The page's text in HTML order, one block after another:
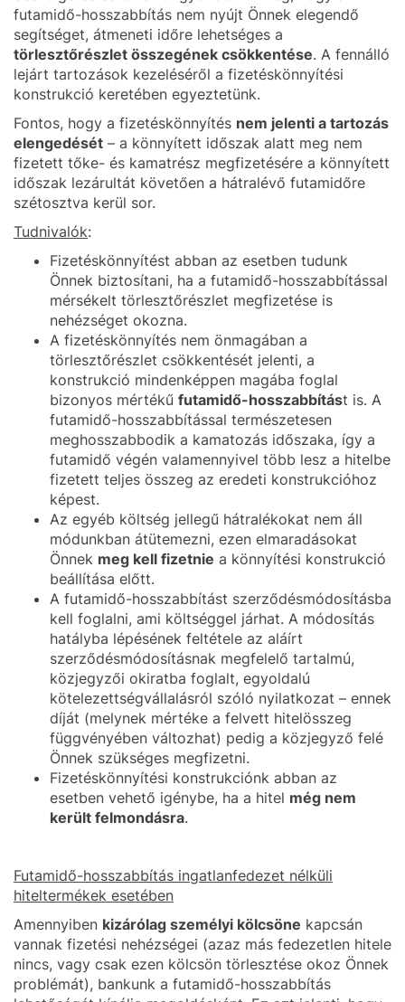
futamidő-hosszabbítás nem nyújt Önnek elegendő
segítséget, átmeneti időre lehetséges a
törlesztőrészlet összegének csökkentése. A fennálló
lejárt tartozások kezeléséről a fizetéskönnyítési
konstrukció keretében egyeztetünk.
Fontos, hogy a fizetéskönnyítés nem jelenti a tartozás
elengedését – a könnyített időszak alatt meg nem
fizetett tőke- és kamatrész megfizetésére a könnyített
időszak lezárultát követően a hátralévő futamidőre
szétosztva kerül sor.
Tudnivalók:
Fizetéskönnyítést abban az esetben tudunk
Önnek biztosítani, ha a futamidő-hosszabbítással
mérsékelt törlesztőrészlet megfizetése is
nehézséget okozna.
A fizetéskönnyítés nem önmagában a
törlesztőrészlet csökkentését jelenti, a
konstrukció mindenképpen magába foglal
bizonyos mértékű futamidő-hosszabbítást is. A
futamidő-hosszabbítással természetesen
meghosszabbodik a kamatozás időszaka, így a
futamidő végén valamennyivel több lesz a hitelbe
fizetett teljes összeg az eredeti konstrukcióhoz
képest.
Az egyéb költség jellegű hátralékokat nem áll
módunkban átütemezni, ezen elmaradásokat
Önnek meg kell fizetnie a könnyítési konstrukció
beállítása előtt.
A futamidő-hosszabbítást szerződésmódosításba
kell foglalni, ami költséggel járhat. A módosítás
hatályba lépésének feltétele az aláírt
szerződésmódosításnak megfelelő tartalmú,
közjegyzői okiratba foglalt, egyoldalú
kötelezettségvállalásról szóló nyilatkozat – ennek
díját (melynek mértéke a felvett hitelösszeg
függvényében változhat) pedig a közjegyző felé
Önnek szükséges megfizetni.
Fizetéskönnyítési konstrukciónk abban az
esetben vehető igénybe, ha a hitel még nem
került felmondásra.
Futamidő-hosszabbítás ingatlanfedezet nélküli
hiteltermékek esetében
Amennyiben kizárólag személyi kölcsöne kapcsán
vannak fizetési nehézségei (azaz más fedezetlen hitele
nincs, vagy csak ezen kölcsön törlesztése okoz Önnek
problémát), bankunk a futamidő-hosszabbítás